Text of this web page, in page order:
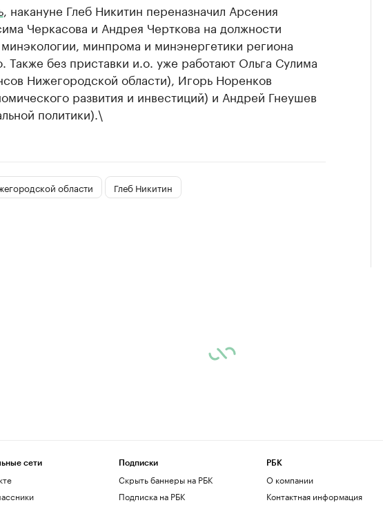
, накануне Глеб Никитин переназначил Арсения
Черкасова и Андрея Черткова на должности
минпрома и минэнергетики региона
Также без приставки и.о. уже работают Ольга Сулима
Нижегородской области), Игорь Норенков
развития и инвестиций) и Андрей Гнеушев
политики).\
области Глеб Никитин
сети Подписки
Скрыть баннеры на РБК
Подписка на РБК
РБК
О компании
Контактная информация